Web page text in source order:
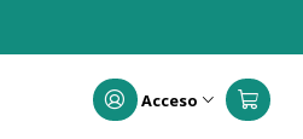
Acceso